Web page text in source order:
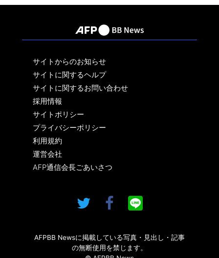
サイトからのお知らせ
サイトに関するヘルプ
サイトに関するお問い合わせ
採用情報
サイトポリシー
プライバシーポリシー
利用規約
運営会社
AFP通信会長ごあいさつ
AFPBB Newsに掲載している写真・見出し・記事
の無断使用を禁じます。